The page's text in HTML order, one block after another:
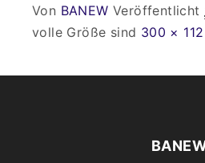
Von BANEW Veröffentlicht
volle Größe sind 300 × 112